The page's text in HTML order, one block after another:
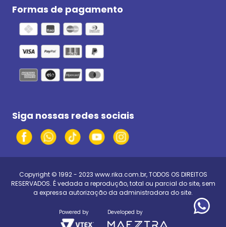
Formas de pagamento
Siga nossas redes sociais
Copyright © 1992 - 2023 www.rika.com.br, TODOS OS DIREITOS
RESERVADOS. É vedada a reprodução, total ou parcial do site, sem
a expressa autorização da administradora do site.
Powered by Developed by